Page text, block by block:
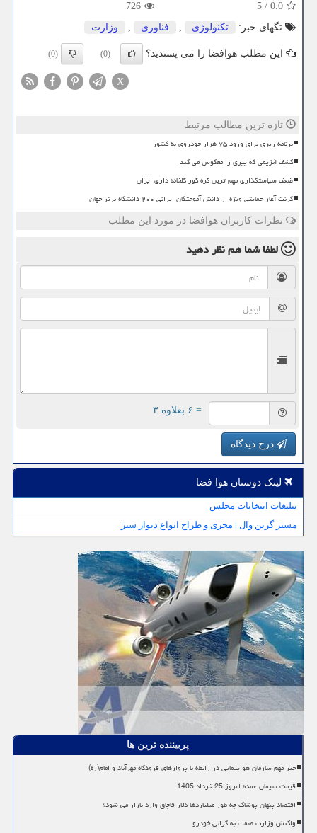
0.0
/
5
726
تگهای خبر:
تكنولوژی , فناوری , وزارت
این مطلب هوافضا را می پسندید؟ (0)
(0)
X
تازه ترین مطالب مرتبط
برنامه ریزی برای ورود ۷۵ هزار خودروی به کشور
کشف آنزیمی که پیری را معکوس می کند
ضعف سیاستگذاری مهم ترین گره کور گلخانه داری ایران
گرنت آغاز حمایتی ویژه از دانش آموختگان ایرانی ۲۰۰ دانشگاه برتر جهان
نظرات کاربران هوافضا در مورد این مطلب
لطفا شما همنظر دهید
= ۶ بعلاوه ۳
درج دیدگاه
لینک دوستان هوا فضا
تبلیغات انتخابات مجلس
مستر گرین وال | مجری و طراح انواع دیوار سبز
پربیننده ترین ها
خبر مهم سازمان هواپیمایی در رابطه با پروازهای فرودگاه مهرآباد و امام(ره)
قیمت سیمان عمده امروز 25 خرداد 1405
اقتصاد پنهان پوشاک چه طور میلیاردها دلار قاچاق وارد بازار می شود؟
واکنش وزارت صمت به گرانی خودرو